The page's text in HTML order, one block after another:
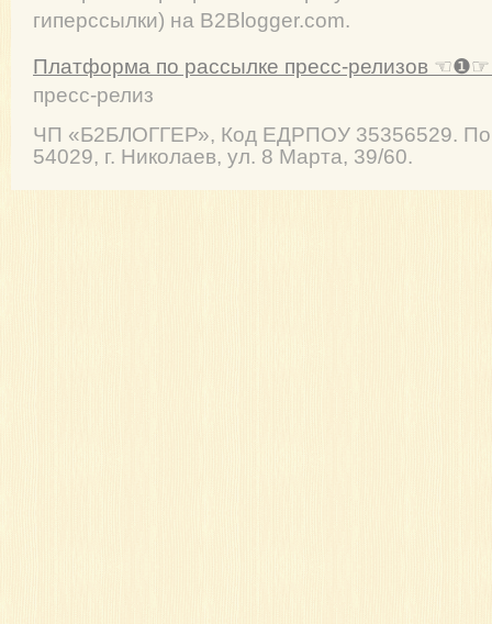
гиперссылки) на B2Blogger.com.
Платформа по рассылке пресс-релизов ☜❶☞
пресс-релиз
ЧП «Б2БЛОГГЕР», Код ЕДРПОУ 35356529.
54029, г. Николаев, ул. 8 Марта, 39/60.